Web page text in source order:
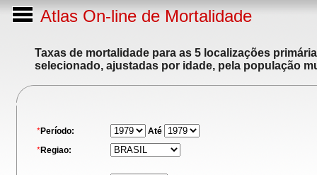
Atlas On-line de Mortalidade
Taxas de mortalidade para as 5 localizações
selecionado, ajustadas por idade, pela população
*Período:
Até
*Regiao: